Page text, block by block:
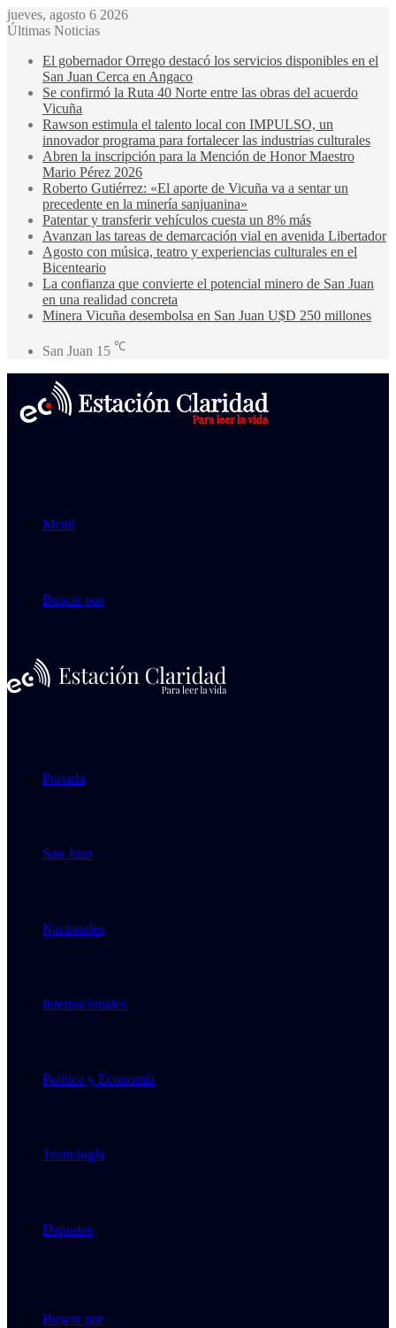
jueves, agosto 6 2026
Últimas Noticias
El gobernador Orrego destacó los servicios disponibles en el
San Juan Cerca en Angaco
Se confirmó la Ruta 40 Norte entre las obras del acuerdo
Vicuña
Rawson estimula el talento local con IMPULSO, un
innovador programa para fortalecer las industrias culturales
Abren la inscripción para la Mención de Honor Maestro
Mario Pérez 2026
Roberto Gutiérrez: «El aporte de Vicuña va a sentar un
precedente en la minería sanjuanina»
Patentar y transferir vehículos cuesta un 8% más
Avanzan las tareas de demarcación vial en avenida Libertador
Agosto con música, teatro y experiencias culturales en el
Bicenteario
La confianza que convierte el potencial minero de San Juan
en una realidad concreta
Minera Vicuña desembolsa en San Juan U$D 250 millones
San Juan 15 ℃
Menú
Buscar por
Portada
San Juan
Nacionales
Internacionales
Política y Economía
Tecnología
Deportes
Buscar por